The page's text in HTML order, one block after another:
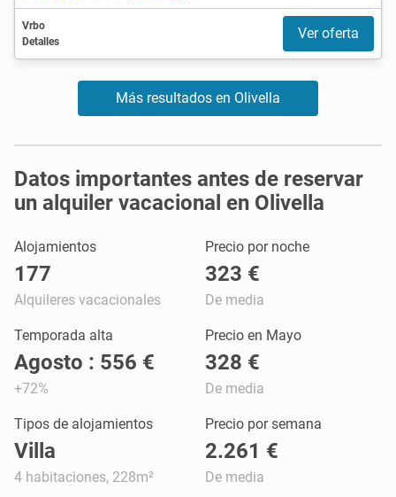
Vrbo
Detalles
Ver oferta
Más resultados en Olivella
Datos importantes antes de reservar
un alquiler vacacional en Olivella
Alojamientos
177
Alquileres vacacionales
Precio por noche
323 €
De media
Temporada alta
Agosto : 556 €
+72%
Precio en Mayo
328 €
De media
Tipos de alojamientos
Villa
4 habitaciones, 228m²
Precio por semana
2.261 €
De media